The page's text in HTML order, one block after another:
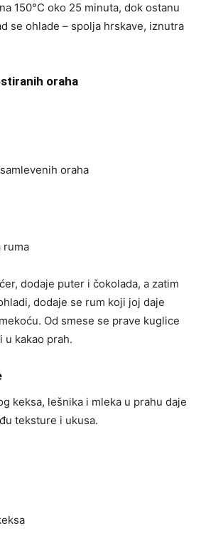
150°C oko 25 minuta, dok ostanu
se ohlade – spolja hrskave, iznutra
oraha
oraha
ruma
dodaje puter i čokolada, a zatim
dodaje se rum koji joj daje
Od smese se prave kuglice
u kakao prah.
keksa, lešnika i mleka u prahu daje
teksture i ukusa.